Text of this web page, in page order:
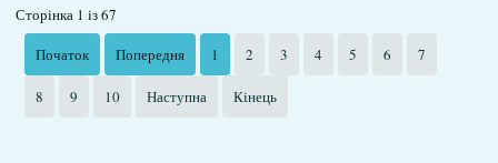
Сторінка 1 із 67
Початок
Попередня 1 2 3 4 5 6 7
8 9 10 Наступна Кінець